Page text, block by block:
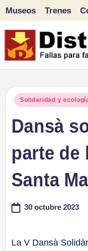
Saltar
al
Museos Trenes
Publicado
Solidaridad y
Dansà
parte de
Santa
30 octubre 2023
La V Dansà